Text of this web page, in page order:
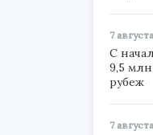
7
С
9,5 млн
рубеж
7